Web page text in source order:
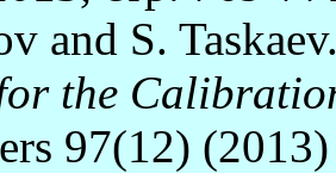
and S.
the
97(12)